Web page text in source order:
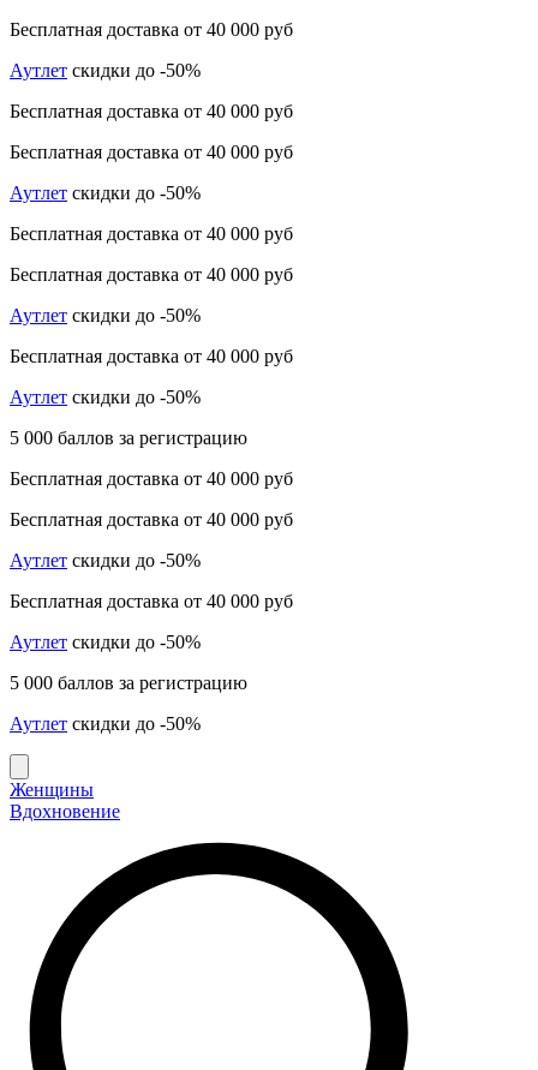
Бесплатная доставка от 40 000 руб
Аутлет скидки до -50%
Бесплатная доставка от 40 000 руб
Бесплатная доставка от 40 000 руб
Аутлет скидки до -50%
Бесплатная доставка от 40 000 руб
Бесплатная доставка от 40 000 руб
Аутлет скидки до -50%
Бесплатная доставка от 40 000 руб
Аутлет скидки до -50%
5 000 баллов за регистрацию
Бесплатная доставка от 40 000 руб
Бесплатная доставка от 40 000 руб
Аутлет скидки до -50%
Бесплатная доставка от 40 000 руб
Аутлет скидки до -50%
5 000 баллов за регистрацию
Аутлет скидки до -50%
Женщины
Вдохновение